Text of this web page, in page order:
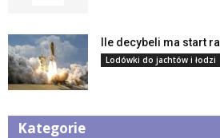
Ile decybeli ma start
Lodówki do jachtów i łodzi
Kategorie